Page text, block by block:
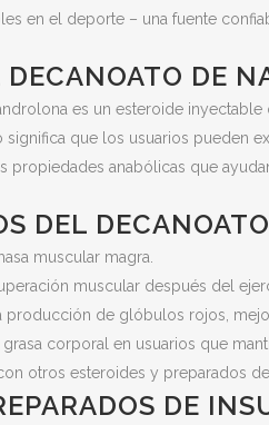
en el deporte – una fuente
DECANOATO DE
es un esteroide
significa que los usuarios pueden
propiedades anabólicas que
DEL
muscular magra.
muscular después del
producción de glóbulos rojos,
corporal en usuarios que
otros esteroides y preparados de
DE